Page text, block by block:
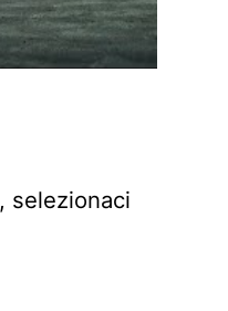
, selezionaci